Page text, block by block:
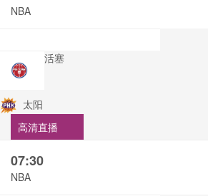
NBA
活塞
太阳
高清直播
07:30
NBA